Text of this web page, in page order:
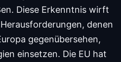
Diese Erkenntnis wirft
denen
gegenübersehen,
einsetzen. Die EU hat